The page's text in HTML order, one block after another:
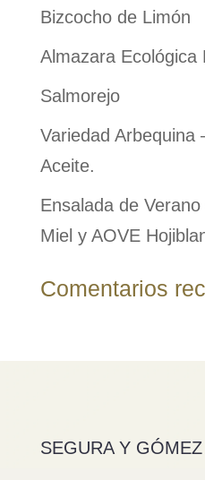
Bizcocho de Limón
Almazara Ecológica
Salmorejo
Variedad Arbequina
Aceite.
Ensalada de
Miel y AOVE
Comentarios
SEGURA Y